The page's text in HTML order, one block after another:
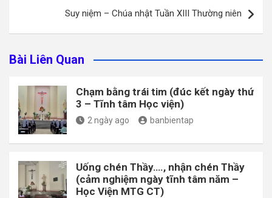
Suy niệm – Chúa nhật Tuần XIII Thường niên
Bài Liên Quan
Chạm bằng trái tim (đúc kết ngày thứ
3 – Tĩnh tâm Học viện)
2 ngày ago banbientap
Uống chén Thầy…., nhận chén Thầy
(cảm nghiệm ngày tĩnh tâm năm –
Học Viện MTG CT)